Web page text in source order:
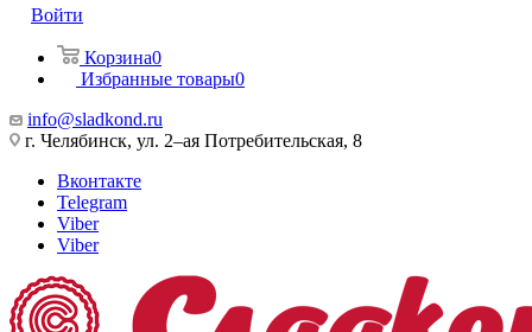
Войти
Корзина0
Избранные товары0
info@sladkond.ru
г. Челябинск, ул. 2–ая Потребительская, 8
Вконтакте
Telegram
Viber
Viber